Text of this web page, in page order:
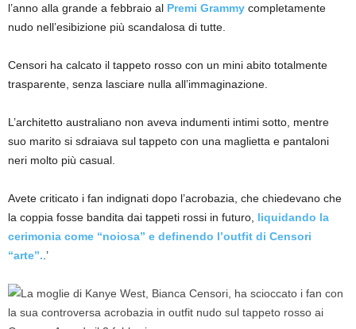
l’anno alla grande a febbraio al Premi Grammy completamente
nudo nell’esibizione più scandalosa di tutte.
Censori ha calcato il tappeto rosso con un mini abito totalmente
trasparente, senza lasciare nulla all’immaginazione.
L’architetto australiano non aveva indumenti intimi sotto, mentre
suo marito si sdraiava sul tappeto con una maglietta e pantaloni
neri molto più casual.
Avete criticato i fan indignati dopo l’acrobazia, che chiedevano che
la coppia fosse bandita dai tappeti rossi in futuro, liquidando la
cerimonia come “noiosa” e definendo l’outfit di Censori
“arte”. .’